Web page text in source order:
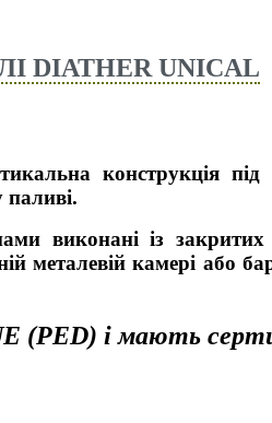
UNICAL
конструкція під
паливі.
із закритих
металевій камері або
(PED) і мають